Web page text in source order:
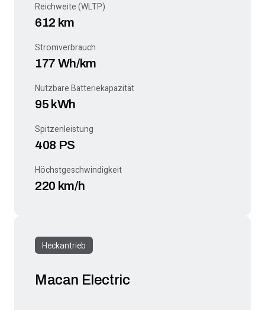
Reichweite (WLTP)
612 km
Stromverbrauch
177 Wh/km
Nutzbare Batteriekapazität
95 kWh
Spitzenleistung
408 PS
Höchstgeschwindigkeit
220 km/h
Heckantrieb
Macan Electric